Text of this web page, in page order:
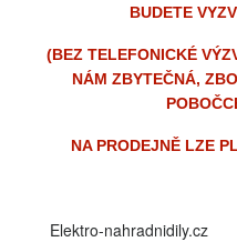
BUDETE
(BEZ TELEFONICKÉ
NÁM ZBYTEČNÁ,
NA PRODEJNĚ LZE
Elektro-nahradnidily.cz